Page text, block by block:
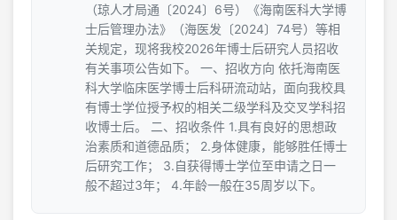
（琼人才局通〔2024〕6号）《海南医科大学博
士后管理办法》（海医发〔2024〕74号）等相
关规定，现将我校2026年博士后研究人员招收
有关事项公告如下。 一、招收方向 依托海南医
科大学临床医学博士后科研流动站，面向我校具
有博士学位授予权的相关二级学科及交叉学科招
收博士后。 二、招收条件 1.具有良好的思想政
治素质和道德品质； 2.身体健康，能够胜任博士
后研究工作； 3.自获得博士学位至申请之日一
般不超过3年； 4.年龄一般在35周岁以下。